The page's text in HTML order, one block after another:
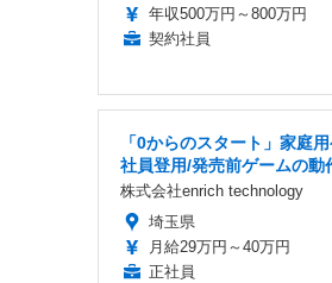
年収500万円～800万円
契約社員
「0からのスタート」家庭
社員登用/発売前ゲームの動
株式会社enrich technology
埼玉県
月給29万円～40万円
正社員